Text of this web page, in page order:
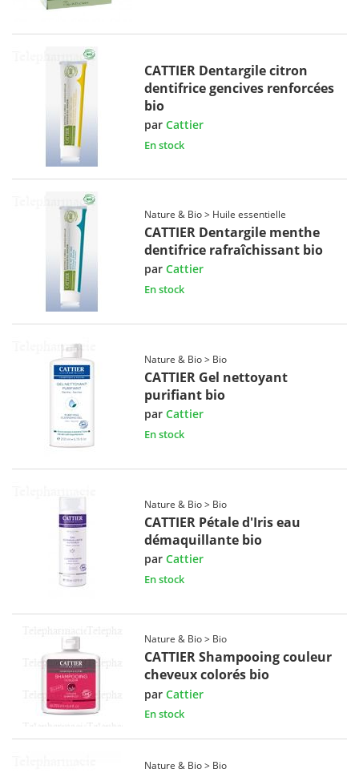
CATTIER Dentargile citron
dentifrice gencives renforcées
bio
parCattier
En stock
Nature & Bio > Huile essentielle
CATTIER Dentargile menthe
dentifrice rafraîchissant bio
parCattier
En stock
Nature & Bio > Bio
CATTIER Gel nettoyant
purifiant bio
parCattier
En stock
Nature & Bio > Bio
CATTIER Pétale d'Iris eau
démaquillante bio
parCattier
En stock
Nature & Bio > Bio
CATTIER Shampooing couleur
cheveux colorés bio
parCattier
En stock
Nature & Bio > Bio